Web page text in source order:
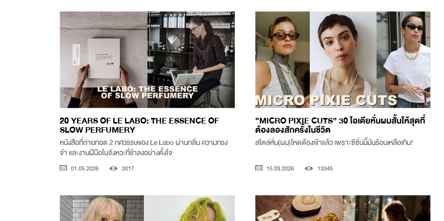
20 YEARS OF LE LABO: THE ESSENCE OF
SLOW PERFUMERY
หนังสือที่ถ่ายทอด 2 ทศวรรษของ Le Labo ผ่านกลิ่น ความทรง
จำ และงานฝีมือในจังหวะที่ช้าลงอย่างตั้งใจ
01.05.2026 2017
“MICRO PIXIE CUTS” 30 ไอเดียหั่นผมสั้นให้สุดที่
ต้องลองสักครั้งในชีวิต
สไตล์หั่น(ผม)โหดต้องเข้าแล้ว เพราะซีซั่นนี้มันร้อนเหลือเกิน!
15.03.2026 13345